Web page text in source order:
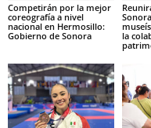
Competirán por la mejor
coreografía a nivel
nacional en Hermosillo:
Gobierno de Sonora
la